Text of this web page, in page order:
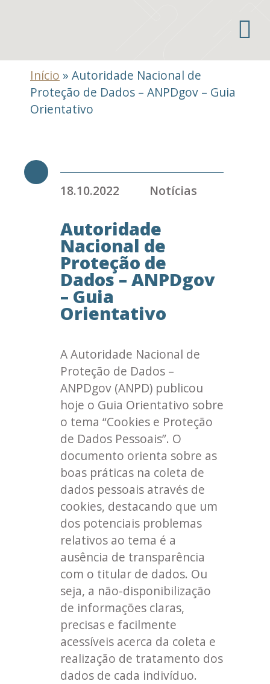
Início » Autoridade Nacional de
Proteção de Dados – ANPDgov – Guia
Orientativo
18.10.2022 Notícias
Autoridade
Nacional de
Proteção de
Dados – ANPDgov
– Guia
Orientativo
A Autoridade Nacional de
Proteção de Dados –
ANPDgov (ANPD) publicou
hoje o Guia Orientativo sobre
o tema “Cookies e Proteção
de Dados Pessoais”. O
documento orienta sobre as
boas práticas na coleta de
dados pessoais através de
cookies, destacando que um
dos potenciais problemas
relativos ao tema é a
ausência de transparência
com o titular de dados. Ou
seja, a não-disponibilização
de informações claras,
precisas e facilmente
acessíveis acerca da coleta e
realização de tratamento dos
dados de cada indivíduo.